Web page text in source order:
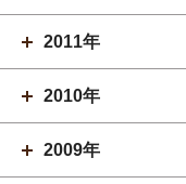
2011年
2010年
2009年